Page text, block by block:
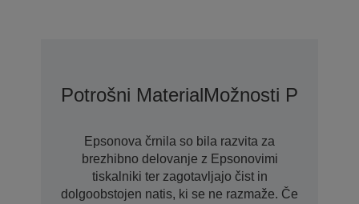
Potrošni MaterialMožnosti
Epsonova črnila so bila razvita za
brezhibno delovanje z Epsonovimi
tiskalniki ter zagotavljajo čist in
dolgoobstojen natis, ki se ne razmaže. Če